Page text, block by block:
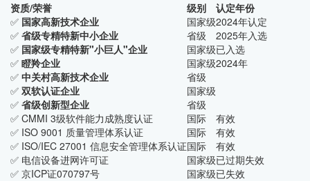
资质/荣誉 级别
认定年份
✅ 国家高新技术企业 国家级2024年认定
✅ 省级专精特新中小企业 省级
2025年入选
✅ 国家级专精特新"小巨人"企业 国家级已入选
✅ 瞪羚企业 国家级2024年
✅ 中关村高新技术企业
省级
✅ 双软认证企业
国家级
✅ 省级创新型企业
省级
✅ CMMI 3级软件能力成熟度认证
国际
有效
✅ ISO 9001 质量管理体系认证
国际
有效
✅ ISO/IEC 27001 信息安全管理体系认证国际
有效
✅ 电信设备进网许可证
国家级已过期失效
✅ 京ICP证070797号
国家级已失效